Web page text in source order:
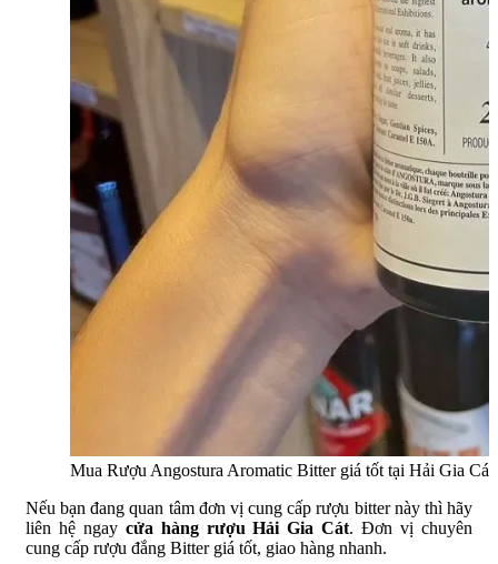
Mua Rượu Angostura Aromatic Bitter giá tốt tại Hải Gia Cát
Nếu bạn đang quan tâm đơn vị cung cấp rượu bitter này thì hãy
liên hệ ngay cửa hàng rượu Hải Gia Cát. Đơn vị chuyên
cung cấp rượu đắng Bitter giá tốt, giao hàng nhanh.